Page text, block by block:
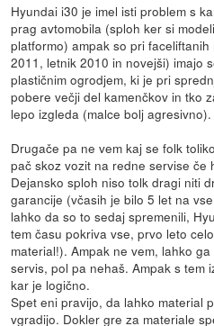
Hyundai i30 je imel isti problem s
prag avtomobila (sploh ker si
platformo) ampak so pri
2011, letnik 2010 in novejši) imajo
plastičnim ogrodjem, ki je pri
pobere večji del kamenčkov in tko
lepo izgleda (malce bolj agresivno).
Drugače pa ne vem kaj se folk
pač skoz vozit na redne servise če
Dejansko sploh niso tolk dragi niti
garancije (včasih je bilo 5 let na
lahko da so to sedaj spremenili,
tem času pokriva vse, prvo leto
material!). Ampak ne vem, lahko
servis, pol pa nehaš. Ampak s tem
kar je logično.
Spet eni pravijo, da lahko material
vgradijo. Dokler gre za materiale